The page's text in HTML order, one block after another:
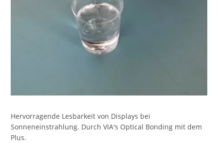
Hervorragende Lesbarkeit von Displays bei
Sonneneinstrahlung. Durch VIA's Optical Bonding mit dem
Plus.